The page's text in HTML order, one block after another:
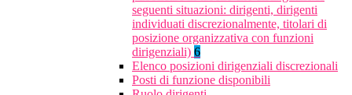
seguenti situazioni: dirigenti, dirigenti
individuati discrezionalmente, titolari di
posizione organizzativa con funzioni
dirigenziali) 6
Elenco posizioni dirigenziali discrezionali
Posti di funzione disponibili